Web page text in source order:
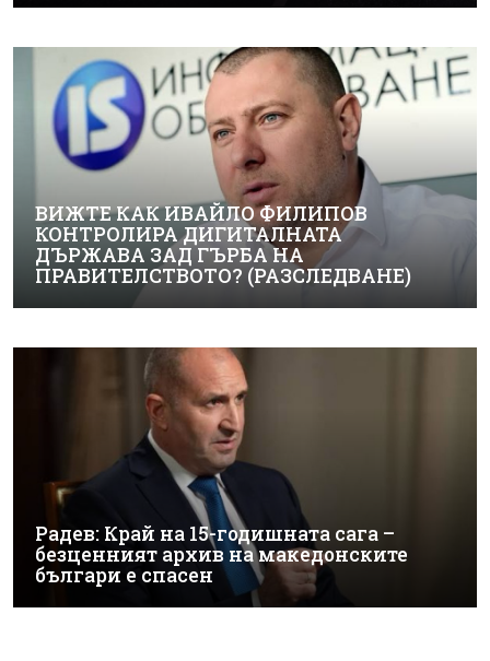
ВИЖТЕ КАК ИВАЙЛО ФИЛИПОВ
КОНТРОЛИРА ДИГИТАЛНАТА
ДЪРЖАВА ЗАД ГЪРБА НА
ПРАВИТЕЛСТВОТО? (РАЗСЛЕДВАНЕ)
Радев: Край на 15-годишната сага –
безценният архив на македонските
българи е спасен